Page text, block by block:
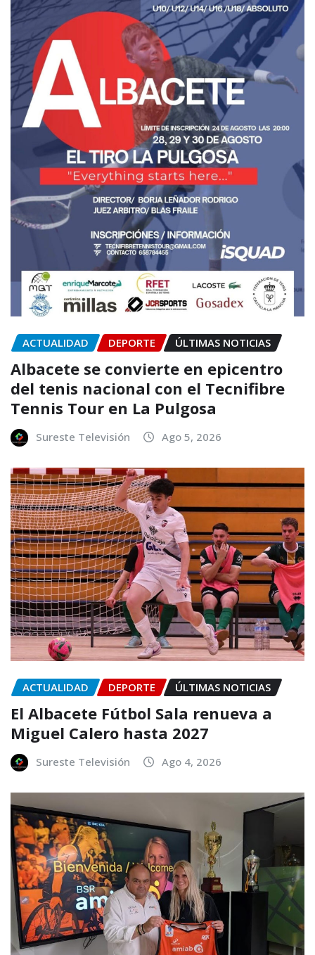
ACTUALIDAD DEPORTE ÚLTIMAS NOTICIAS
Albacete se convierte en epicentro
del tenis nacional con el Tecnifibre
Tennis Tour en La Pulgosa
Sureste Televisión Ago 5, 2026
ACTUALIDAD DEPORTE ÚLTIMAS NOTICIAS
El Albacete Fútbol Sala renueva a
Miguel Calero hasta 2027
Sureste Televisión Ago 4, 2026